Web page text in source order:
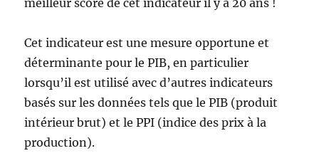
Cet indicateur est une mesure opportune et
déterminante pour le PIB, en particulier
lorsqu’il est utilisé avec d’autres indicateurs
basés sur les données tels que le PIB (produit
intérieur brut) et le PPI (indice des prix à la
production).